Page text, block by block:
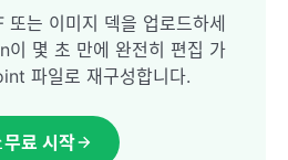
는 이미지 덱을 업로드하세
몇 초 만에 완전히 편집 가
파일로 재구성합니다.
무료 시작